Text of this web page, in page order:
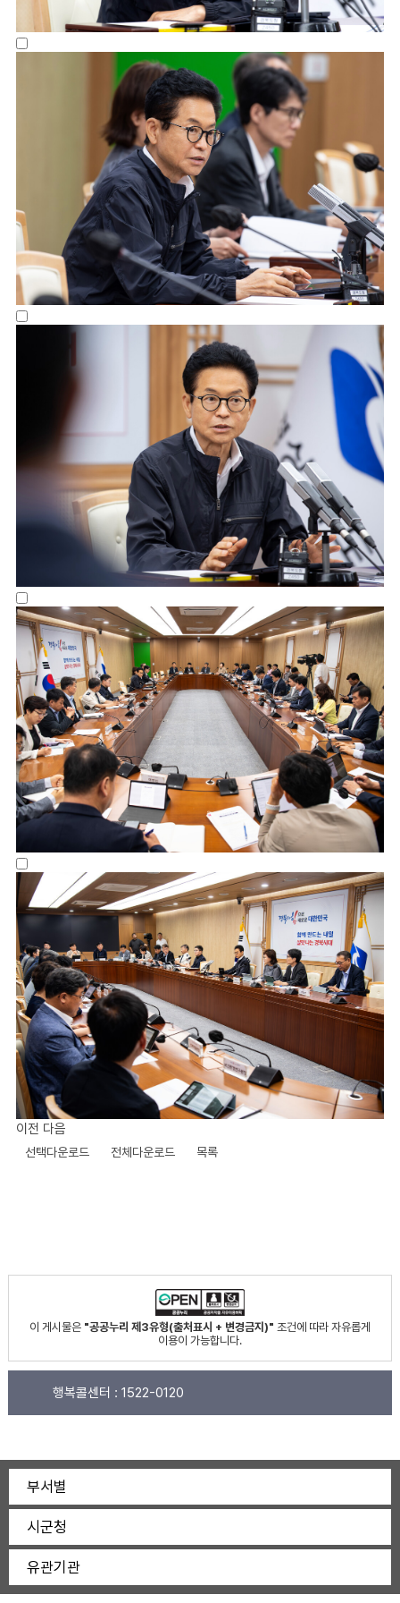
이전 다음
선택다운로드 전체다운로드 목록
이 게시물은 "공공누리 제3유형(출처표시 + 변경금지)" 조건에 따라 자유롭게
이용이 가능합니다.
행복콜센터 : 1522-0120
부서별
시군청
유관기관